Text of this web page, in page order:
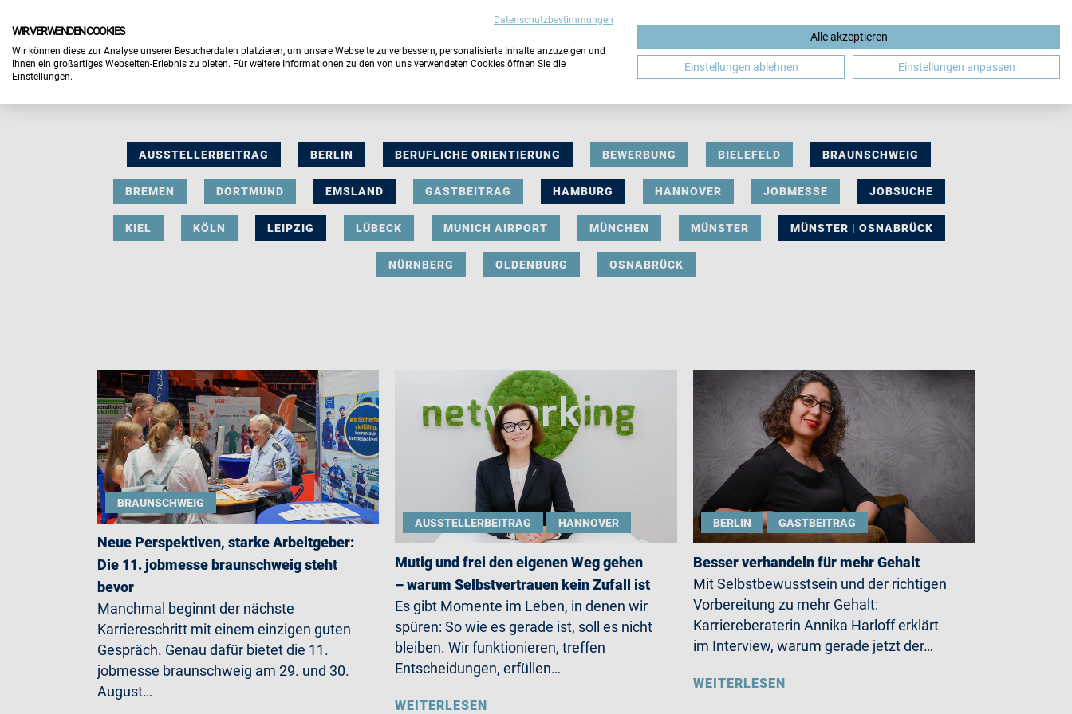
DE
AUSSTELLERBEITRAG BERLIN BERUFLICHE ORIENTIERUNG BEWERBUNG BIELEFELD BRAUNSCHWEIG
BREMEN DORTMUND EMSLAND GASTBEITRAG HAMBURG HANNOVER JOBMESSE JOBSUCHE
KIEL KÖLN LEIPZIG LÜBECK MUNICH AIRPORT MÜNCHEN MÜNSTER MÜNSTER | OSNABRÜCK
NÜRNBERG OLDENBURG OSNABRÜCK
BRAUNSCHWEIG
Neue Perspektiven, starke Arbeitgeber:
Die 11. jobmesse braunschweig steht
bevor
Manchmal beginnt der nächste
Karriereschritt mit einem einzigen guten
Gespräch. Genau dafür bietet die 11.
jobmesse braunschweig am 29. und 30.
August…
AUSSTELLERBEITRAG HANNOVER
Mutig und frei den eigenen Weg gehen
– warum Selbstvertrauen kein Zufall ist
Es gibt Momente im Leben, in denen wir
spüren: So wie es gerade ist, soll es nicht
bleiben. Wir funktionieren, treffen
Entscheidungen, erfüllen…
WEITERLESEN
BERLIN GASTBEITRAG
Besser verhandeln für mehr Gehalt
Mit Selbstbewusstsein und der richtigen
Vorbereitung zu mehr Gehalt:
Karriereberaterin Annika Harloff erklärt
im Interview, warum gerade jetzt der…
WEITERLESEN
Datenschutzbestimmungen
WIR VERWENDEN COOKIES
Wir können diese zur Analyse unserer Besucherdaten platzieren, um unsere Webseite zu verbessern, personalisierte Inhalte anzuzeigen und
Ihnen ein großartiges Webseiten-Erlebnis zu bieten. Für weitere Informationen zu den von uns verwendeten Cookies öffnen Sie die
Einstellungen.
Alle akzeptieren
Einstellungen ablehnen Einstellungen anpassen